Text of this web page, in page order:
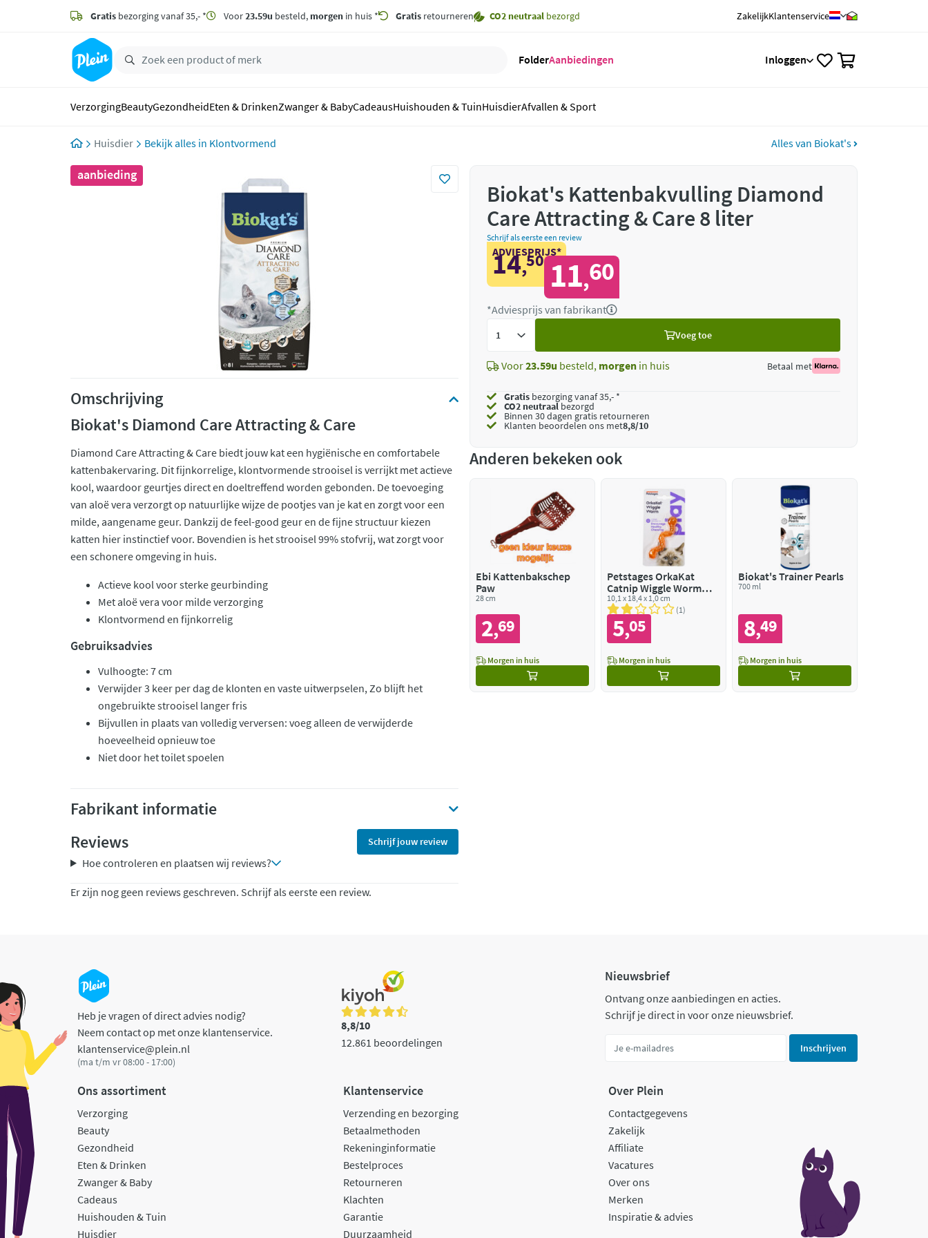
zoeken
hoofdinhoud
Gratis bezorging vanaf 35,- * Voor23.59u besteld, morgen in huis * Gratis retourneren CO2 neutraal bezorgd ZakelijkKlantenservice
FolderAanbiedingen Inloggen
VerzorgingBeautyGezondheidEten & DrinkenZwanger & BabyCadeausHuishouden & TuinHuisdierAfvallen & Sport
Huisdier Klontvormend Alles van Biokat's
aanbieding
Omschrijving
Biokat's Diamond Care Attracting & Care
Diamond Care Attracting & Care biedt jouw kat een hygiënische en comfortabele
kattenbakervaring. Dit fijnkorrelige, klontvormende strooisel is verrijkt met actieve
kool, waardoor geurtjes direct en doeltreffend worden gebonden. De toevoeging
van aloë vera verzorgt op natuurlijke wijze de pootjes van je kat en zorgt voor een
milde, aangename geur. Dankzij de feel-good geur en de fijne structuur kiezen
katten hier instinctief voor. Bovendien is het strooisel 99% stofvrij, wat zorgt voor
een schonere omgeving in huis.
Actieve kool voor sterke geurbinding
Met aloë vera voor milde verzorging
Klontvormend en fijnkorrelig
Gebruiksadvies
Vulhoogte: 7 cm
Verwijder 3 keer per dag de klonten en vaste uitwerpselen, Zo blijft het
ongebruikte strooisel langer fris
Bijvullen in plaats van volledig verversen: voeg alleen de verwijderde
hoeveelheid opnieuw toe
Niet door het toilet spoelen
Fabrikant informatie
Reviews
Schrijf jouw review
Hoe controleren en plaatsen wij reviews?
Er zijn nog geen reviews geschreven. Schrijf als eerste een review.
Biokat's Kattenbakvulling Diamond
Care Attracting & Care 8 liter
Schrijf als eerste een review
ADVIESPRIJS*
14,50 11,60
*Adviesprijs van fabrikant
Voeg toe
Voor23.59u besteld, morgen in huis Betaal met
Gratis bezorging vanaf 35,- *
CO2 neutraalbezorgd
Binnen 30 dagen gratis retourneren
Klanten beoordelen ons met8,8/10
Anderen bekeken ook
Ebi Kattenbakschep
Paw
28 cm
2,69
Morgen in huis
Petstages OrkaKat
Catnip Wiggle Worm
Oranje
10,1 x 18,4 x 1,0 cm
1
5,05
Morgen in huis
Biokat's Trainer Pearls
700 ml
8,49
Morgen in huis
Heb je vragen of direct advies nodig?
Neem contact op met onze klantenservice.
klantenservice@plein.nl
(ma t/m vr 08:00 - 17:00)
8,8/10
12.861 beoordelingen
Nieuwsbrief
Ontvang onze aanbiedingen en acties.
Schrijf je direct in voor onze nieuwsbrief.
Inschrijven
Ons assortiment
Verzorging
Beauty
Gezondheid
Eten & Drinken
Zwanger & Baby
Cadeaus
Huishouden & Tuin
Huisdier
Klantenservice
Verzending en bezorging
Betaalmethoden
Rekeninginformatie
Bestelproces
Retourneren
Klachten
Garantie
Duurzaamheid
Over Plein
Contactgegevens
Zakelijk
Affiliate
Vacatures
Over ons
Merken
Inspiratie & advies